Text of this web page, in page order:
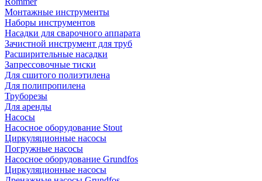
Монтажные инструменты
Наборы инструментов
Насадки для сварочного аппарата
Зачистной инструмент для труб
Расширительные насадки
Запрессовочные тиски
Для сшитого полиэтилена
Для полипропилена
Труборезы
Для аренды
Насосы
Насосное оборудование Stout
Циркуляционные насосы
Погружные насосы
Насосное оборудование Grundfos
Циркуляционные насосы